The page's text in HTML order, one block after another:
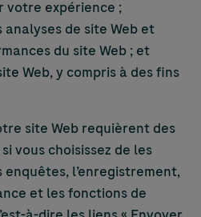
votre expérience ;
de site Web et
du site Web ; et
Web, y compris à des fins
site Web requièrent des
vous choisissez de les
l’enregistrement,
et les fonctions de